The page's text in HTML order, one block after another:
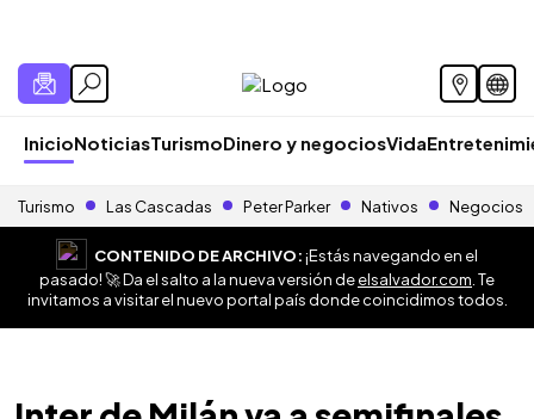
InicioNoticiasTurismoDinero y negociosVida
Turismo Las Cascadas Peter Parker Nativos Negocios
CONTENIDO DE ARCHIVO:¡Estás navegando en el
pasado! 🚀 Da el salto a la nueva versión deelsalvador.com . Te
invitamos a visitar el nuevo portal país donde coincidimos todos.